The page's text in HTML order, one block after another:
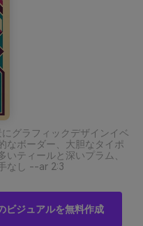
グラフィックデザインイベ
なボーダー、大胆なタイポ
ティールと深いプラム、
なし --ar 2:3
ビジュアルを無料作成